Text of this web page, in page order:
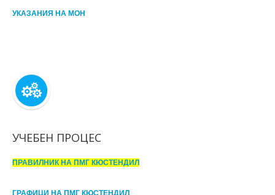
УКАЗАНИЯ НА МОН
УЧЕБЕН ПРОЦЕС
ПРАВИЛНИК НА ПМГ КЮСТЕНДИЛ
ГРАФИЦИ НА ПМГ КЮСТЕНДИЛ